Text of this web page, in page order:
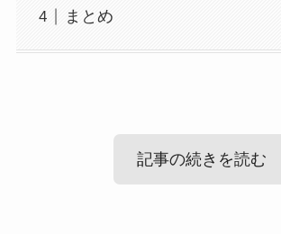
まとめ
記事の続きを読む